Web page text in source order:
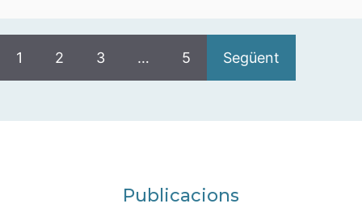
1 2 3 … 5 Següent
Publicacions